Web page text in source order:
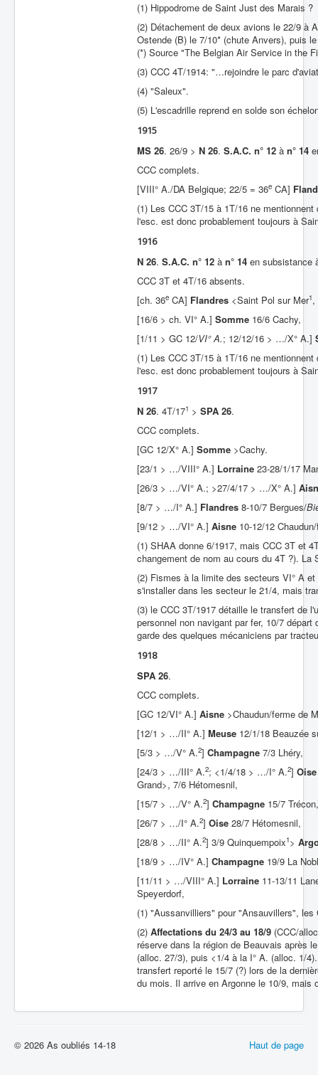
(1) Hippodrome de Saint Just des Marais ?
(2) Détachement de deux avions le 22/9 à
Ostende (B) le 7/10* (chute Anvers), puis
(*) Source "The Belgian Air Service in the
(3) CCC 4T/1914: "…rejoindre le parc
(4) "Saleux".
(5) L'escadrille reprend en solde son
1915
MS 26. 26/9 > N 26. S.A.C. n° 12 à n° 14
CCC complets.
[VIII° A./DA Belgique; 22/5 = 36e CA]
(1) Les CCC 3T/15 à 1T/16 ne
l'esc. est donc probablement toujours à
1916
N 26. S.A.C. n° 12 à n° 14 en subsistance
CCC 3T et 4T/16 absents.
[ch. 36e CA] Flandres <Saint Pol sur Mer1,
[16/6 > ch. VI° A.] Somme 16/6 Cachy,
[1/11 > GC 12/VI° A.; 12/12/16 > …/X° A.]
(1) Les CCC 3T/15 à 1T/16 ne
l'esc. est donc probablement toujours à
1917
N 26. 4T/171 > SPA 26.
CCC complets.
[GC 12/X° A.] Somme >Cachy.
[23/1 > …/VIII° A.] Lorraine 23-28/1/17
[26/3 > …/VI° A.; >27/4/17 > …/X° A.]
[8/7 > …/I° A.] Flandres 8-10/7 Bergues/
[9/12 > …/VI° A.] Aisne 10-12/12
(1) SHAA donne 6/1917, mais CCC 3T et
changement de nom au cours du 4T ?). La
(2) Fismes à la limite des secteurs VI° A
s'installer dans les secteur le 21/4, mais
(3) le CCC 3T/1917 détaille le transfert de
personnel non navigant par fer, 10/7
garde des quelques mécaniciens par
1918
SPA 26.
CCC complets.
[GC 12/VI° A.] Aisne >Chaudun/ferme de
[12/1 > …/II° A.] Meuse 12/1/18 Beauzée
[5/3 > …/V° A.2] Champagne 7/3 Lhéry,
[24/3 > …/III° A.2; <1/4/18 > …/I° A.2] Oise
Grand>, 7/6 Hétomesnil,
[15/7 > …/V° A.2] Champagne 15/7
[26/7 > …/I° A.2] Oise 28/7 Hétomesnil,
[28/8 > …/II° A.2] 3/9 Quinquempoix1>
[18/9 > …/IV° A.] Champagne 19/9 La
[11/11 > …/VIII° A.] Lorraine 11-13/11
Speyerdorf,
(1) "Aussanvilliers" pour "Ansauvillers",
(2) Affectations du 24/3 au 18/9 (CCC/
réserve dans la région de Beauvais après
(alloc. 27/3), puis <1/4 à la I° A. (alloc. 1/
transfert reporté le 15/7 (?) lors de la
du mois. Il arrive en Argonne le 10/9, mais
Haut de page
© 2026 As oubliés 14-18